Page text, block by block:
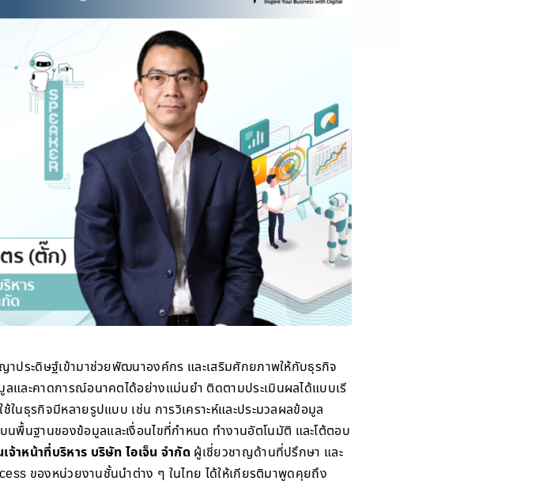
ประดิษฐ์เข้ามาช่วยพัฒนาองค์กร และเสริมศักยภาพให้กับธุรกิจ
และคาดการณ์อนาคตได้อย่างแม่นยำ ติดตามประเมินผลได้แบบเรี
นธุรกิจมีหลายรูปแบบ เช่น การวิเคราะห์และประมวลผลข้อมูล
พื้นฐานของข้อมูลและเงื่อนไขที่กำหนด ทำงานอัตโนมัติ และโต้ตอบ
จ้าหน้าที่บริหาร บริษัท ไอเจ็น จำกัด ผู้เชี่ยวชาญด้านที่ปรึกษา และ
ของหน่วยงานชั้นนำต่าง ๆ ในไทย ได้ให้เกียรติมาพูดคุยถึง